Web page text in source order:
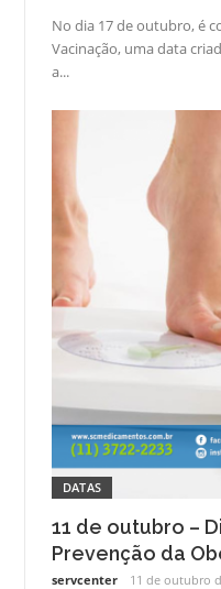
No dia 17 de outubro, é
Vacinação, uma data
a...
DATAS
11 de outubro –
Prevenção da
servcenter 11 de outubro